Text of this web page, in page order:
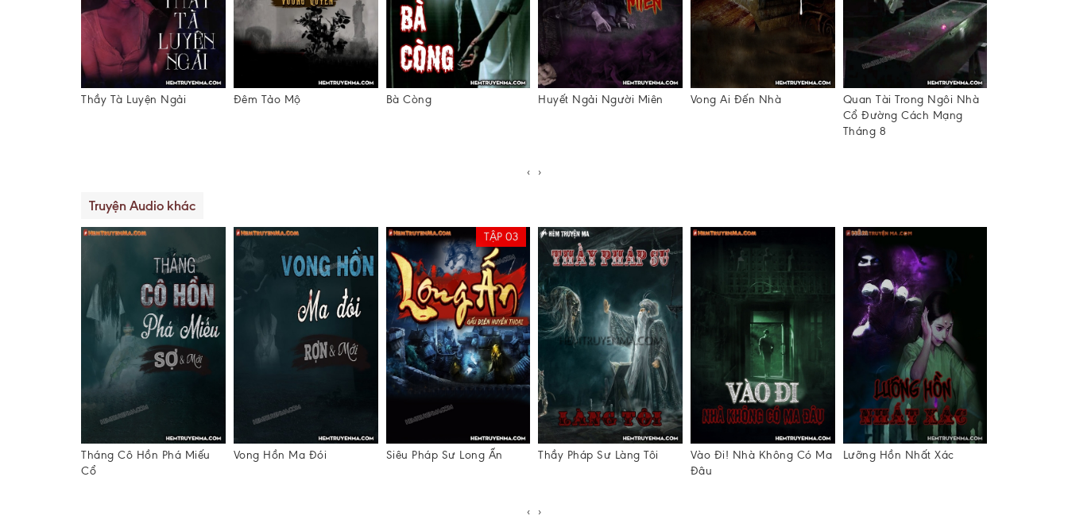
Thầy Tà Luyện Ngải Đêm Tảo Mộ Bà Còng Huyết Ngải Người Miên Vong Ai Đến Nhà
Quan Tài Trong Ngôi Nhà
Cổ Đường Cách Mạng
Tháng 8
‹ ›
Truyện Audio khác
Tháng Cô Hồn Phá Miếu
Cổ
Vong Hồn Ma Đói
TẬP 03
Siêu Pháp Sư Long Ấn Thầy Pháp Sư Làng Tôi
Vào Đi! Nhà Không Có Ma
Đâu
Lưỡng Hồn Nhất Xác
‹ ›